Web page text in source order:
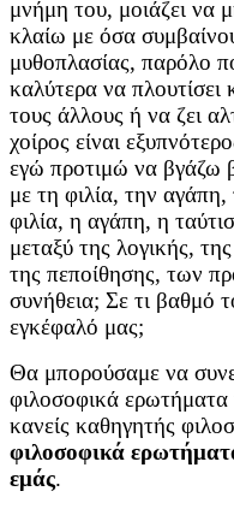
μνήμη του, μοιάζει να
κλαίω με όσα
μυθοπλασίας, παρόλο
καλύτερα να πλουτίσει
τους άλλους ή να ζει
χοίρος είναι
εγώ προτιμώ να βγάζω
με τη φιλία, την αγάπη,
φιλία, η αγάπη, η
μεταξύ της λογικής,
της πεποίθησης, των
συνήθεια; Σε τι βαθμό
εγκέφαλό μας;
Θα μπορούσαμε να
φιλοσοφικά ερωτήματα
κανείς καθηγητής
φιλοσοφικά
εμάς.